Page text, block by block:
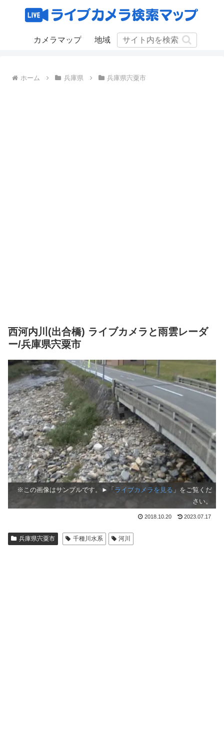
カメラマップ 地域
ホーム 兵庫県 兵庫県宍粟市
西河内川(出合橋) ライブカメラと雨雲レーダ
ー/兵庫県宍粟市
※この画像はサンプルです。►「 ライブカメラを見る 」をご覧くだ
さい。
2018.10.20 2023.07.17
兵庫県宍粟市 千種川水系 河川